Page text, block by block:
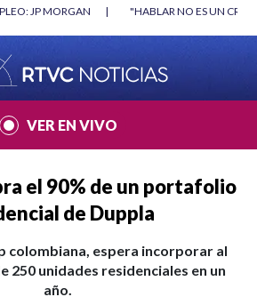
CRIMEN": CARTA DE BETO CORAL |
VER EN VIVO
el 90% de un portafolio
de Duppla
colombiana, espera incorporar al
250 unidades residenciales en un
año.